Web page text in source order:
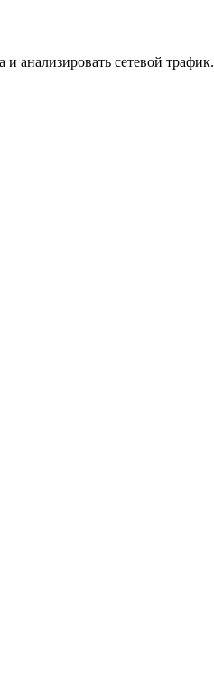
анализировать сетевой трафик.